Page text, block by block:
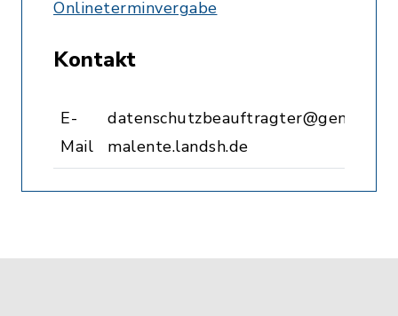
Onlineterminvergabe
Kontakt
E-
Mail
malente.landsh.de